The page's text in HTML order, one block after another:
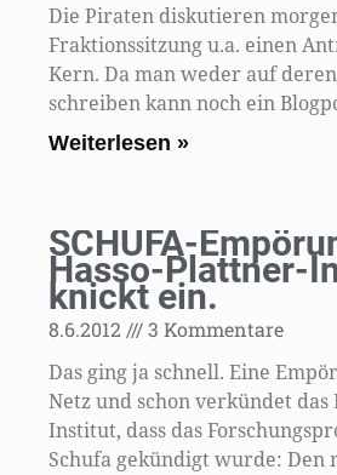
Die Piraten diskutieren
Fraktionssitzung u.a. einen
Kern. Da man weder auf
schreiben kann noch ein
Weiterlesen »
SCHUFA-
Hasso-Plattner-
knickt ein.
8.6.2012 3 Kommentare
Das ging ja schnell. Eine
Netz und schon verkündet das
Institut, dass das
Schufa gekündigt wurde: Den